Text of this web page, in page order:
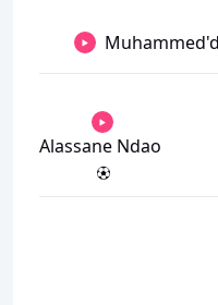
Alassane Ndao